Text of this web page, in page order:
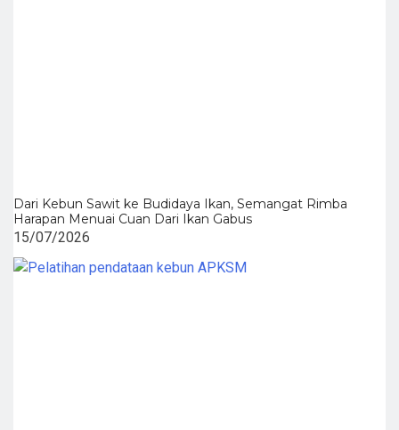
Dari Kebun Sawit ke Budidaya Ikan, Semangat Rimba
Harapan Menuai Cuan Dari Ikan Gabus
15/07/2026